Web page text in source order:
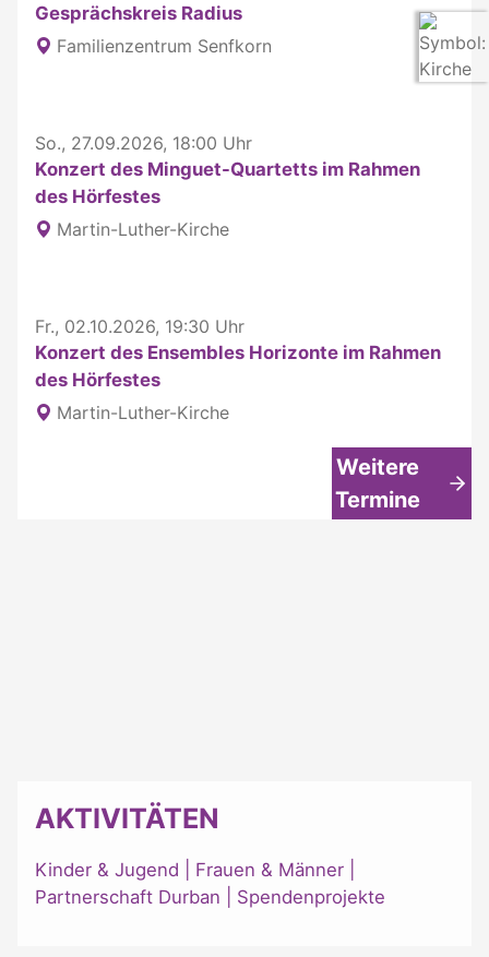
Gesprächskreis Radius
Familienzentrum Senfkorn
So., 27.09.2026, 18:00 Uhr
Konzert des Minguet-Quartetts im Rahmen
des Hörfestes
Martin-Luther-Kirche
Fr., 02.10.2026, 19:30 Uhr
Konzert des Ensembles Horizonte im Rahmen
des Hörfestes
Martin-Luther-Kirche
Weitere
Termine
AKTIVITÄTEN
Kinder & Jugend Frauen & Männer
Partnerschaft Durban
Spendenprojekte